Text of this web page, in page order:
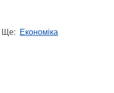
Ще: Економіка